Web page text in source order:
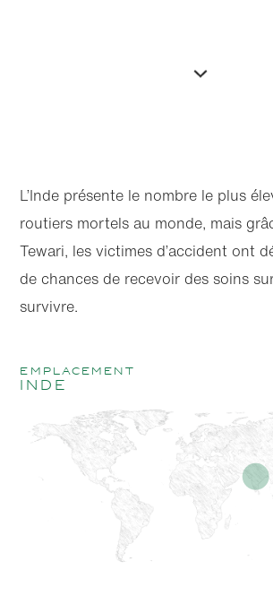
L’Inde présente le nombre le plus
routiers mortels au monde, mais
Tewari, les victimes d’accident ont
de chances de recevoir des soins
survivre.
emplacement
Inde